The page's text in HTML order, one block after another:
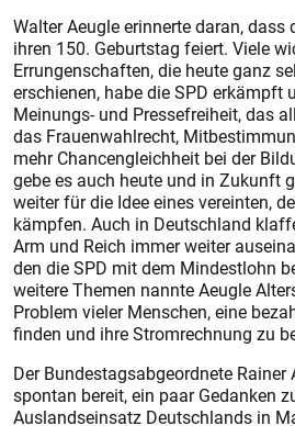
Walter Aeugle erinnerte daran, dass
ihren 150. Geburtstag feiert. Viele
Errungenschaften, die heute ganz
erschienen, habe die SPD erkämpft
Meinungs- und Pressefreiheit, das
das Frauenwahlrecht,
mehr Chancengleichheit bei der
gebe es auch heute und in Zukunft
weiter für die Idee eines vereinten,
kämpfen. Auch in Deutschland
Arm und Reich immer weiter
den die SPD mit dem Mindestlohn
weitere Themen nannte Aeugle
Problem vieler Menschen, eine
finden und ihre Stromrechnung zu
Der Bundestagsabgeordnete Rainer
spontan bereit, ein paar Gedanken
Auslandseinsatz Deutschlands in